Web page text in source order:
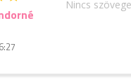
Nincs